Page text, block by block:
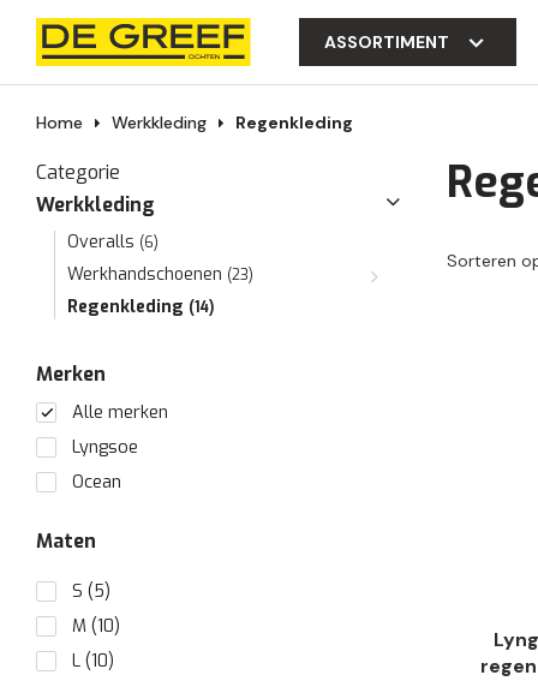
ASSORTIMENT
Home Werkkleding Regenkleding
Categorie
Werkkleding
Overalls (6)
Werkhandschoenen (23)
Regenkleding (14)
Merken
Alle merken
Lyngsoe
Ocean
Maten
S(5)
M(10)
L(10)
Sorteren